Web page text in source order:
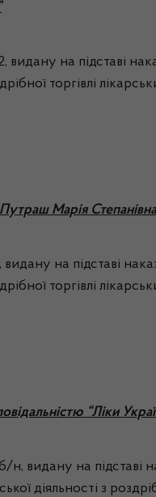
на підставі
торгівлі
Марія Степанівна
на підставі
торгівлі
“Ліки
н, видану на
діяльності з